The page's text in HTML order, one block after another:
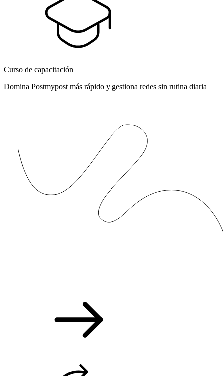
Curso de capacitación
Domina Postmypost más rápido y gestiona redes sin rutina diaria